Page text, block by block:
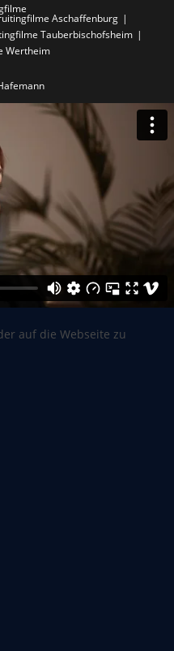
Aschaffenburg
Tauberbischofsheim
Wertheim
auf die Webseite zu